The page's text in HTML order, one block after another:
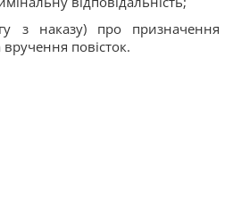
з наказу) про призначення
повісток.